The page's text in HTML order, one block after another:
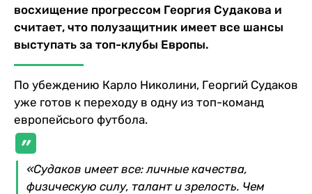
восхищение прогрессом Георгия Судакова и
считает, что полузащитник имеет все шансы
выступать за топ-клубы Европы.
По убеждению Карло Николини, Георгий Судаков
уже готов к переходу в одну из топ-команд
европейсього футбола.
«Судаков имеет все: личные качества,
физическую силу, талант и зрелость. Чем